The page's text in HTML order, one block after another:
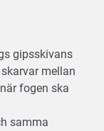
gipsskivans
mellan
fogen ska
samma